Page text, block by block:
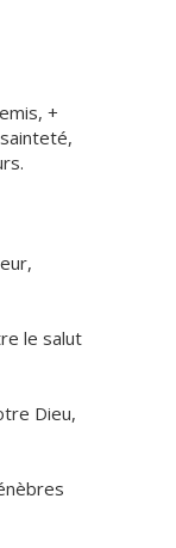
+
le salut
Dieu,